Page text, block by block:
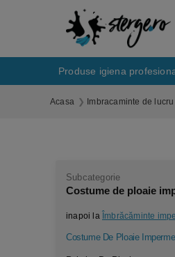
Produse igiena
Acasa Imbracaminte de lucru
Subcategorie
Costume de ploaie
inapoi la Îmbrăcăminte
Costume De Ploaie